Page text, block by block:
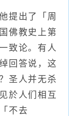
提出了「周
佛教史上第
致论。有人
回答说，这
圣人并无杀
於人们相互
不去